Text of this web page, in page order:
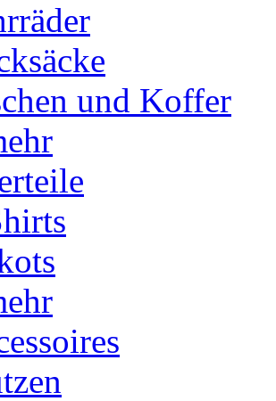
und Koffer